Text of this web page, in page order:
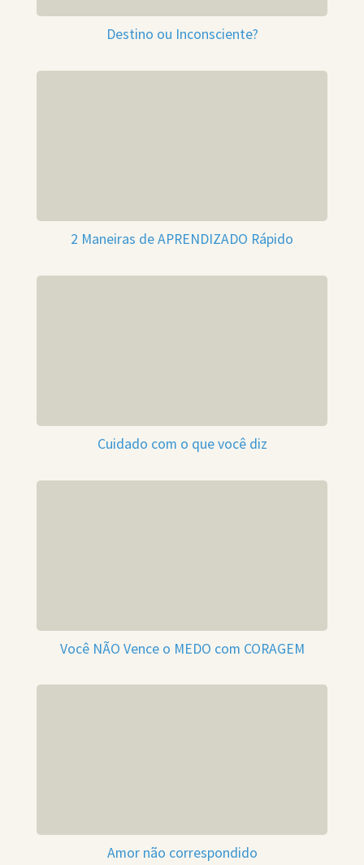
Destino ou Inconsciente?
2 Maneiras de APRENDIZADO Rápido
Cuidado com o que você diz
Você NÃO Vence o MEDO com CORAGEM
Amor não correspondido